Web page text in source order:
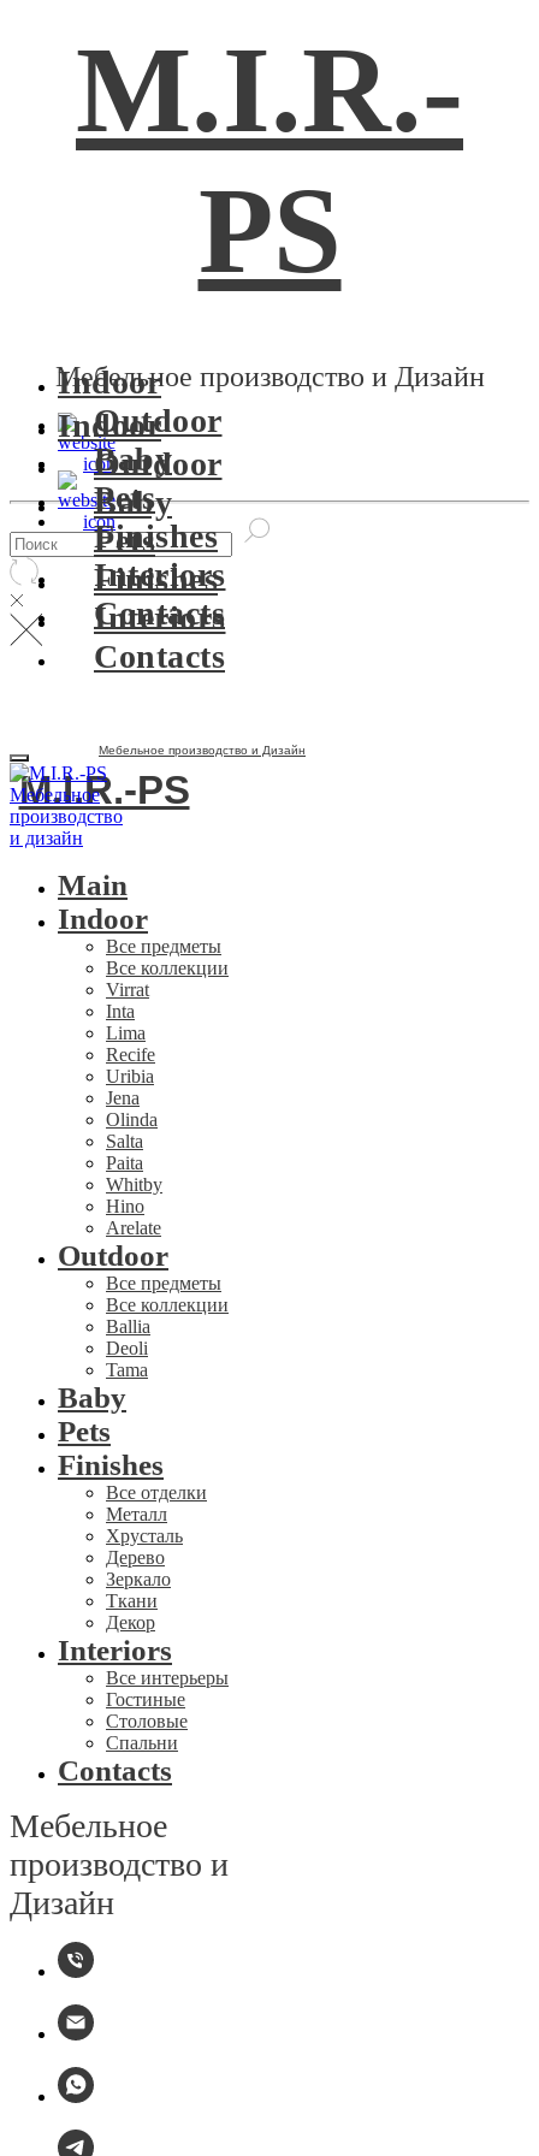
M.I.R.-
PS
Мебельное производство и Дизайн
Indoor
Outdoor
Baby
Pets
Finishes
Interiors
Contacts
Indoor
Outdoor
Baby
Pets
Finishes
Interiors
Contacts
Мебельное производство и Дизайн
M.I.R.-PS
Main
Indoor
Все предметы
Все коллекции
Virrat
Inta
Lima
Recife
Uribia
Jena
Olinda
Salta
Paita
Whitby
Hino
Arelate
Outdoor
Все предметы
Все коллекции
Ballia
Deoli
Tama
Baby
Pets
Finishes
Все отделки
Металл
Хрусталь
Дерево
Зеркало
Ткани
Декор
Interiors
Все интерьеры
Гостиные
Столовые
Спальни
Contacts
Мебельное
производство и
Дизайн